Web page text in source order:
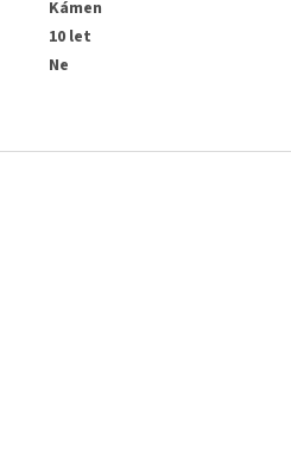
Kámen
10 let
Ne